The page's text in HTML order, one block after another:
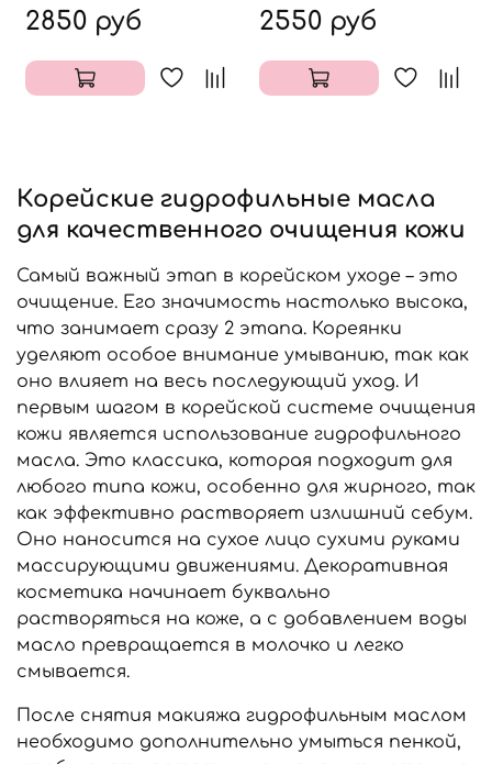
2850 руб 2550 руб
Корейские гидрофильные масла
для качественного очищения кожи
Самый важный этап в корейском уходе – это
очищение. Его значимость настолько высока,
что занимает сразу 2 этапа. Кореянки
уделяют особое внимание умыванию, так как
оно влияет на весь последующий уход. И
первым шагом в корейской системе очищения
кожи является использование гидрофильного
масла. Это классика, которая подходит для
любого типа кожи, особенно для жирного, так
как эффективно растворяет излишний себум.
Оно наносится на сухое лицо сухими руками
массирующими движениями. Декоративная
косметика начинает буквально
растворяться на коже, а с добавлением воды
масло превращается в молочко и легко
смывается.
После снятия макияжа гидрофильным маслом
необходимо дополнительно умыться пенкой,